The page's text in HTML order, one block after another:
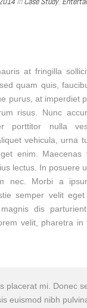
at fringilla
quam quis,
purus, at imperdiet
risus. Nunc
porttitor nulla
vehicula, urna
enim. Maecenas
lectus. In posuere
nec. Morbi a
semper velit
dis
velit, pharetra
placerat mi. Donec
euismod nibh